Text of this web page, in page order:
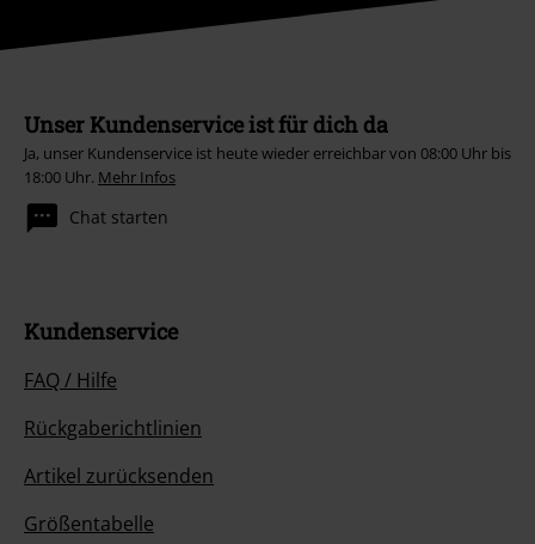
Unser Kundenservice ist für dich da
Ja, unser Kundenservice ist heute wieder erreichbar von 08:00 Uhr bis
18:00 Uhr. Mehr Infos
Chat starten
Kundenservice
FAQ / Hilfe
Rückgaberichtlinien
Artikel zurücksenden
Größentabelle